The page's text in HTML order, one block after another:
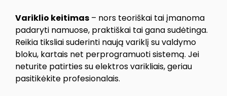
Variklio keitimas – nors teoriškai tai įmanoma
padaryti namuose, praktiškai tai gana sudėtinga.
Reikia tiksliai suderinti naują variklį su valdymo
bloku, kartais net perprogramuoti sistemą. Jei
neturite patirties su elektros varikliais, geriau
pasitikėkite profesionalais.